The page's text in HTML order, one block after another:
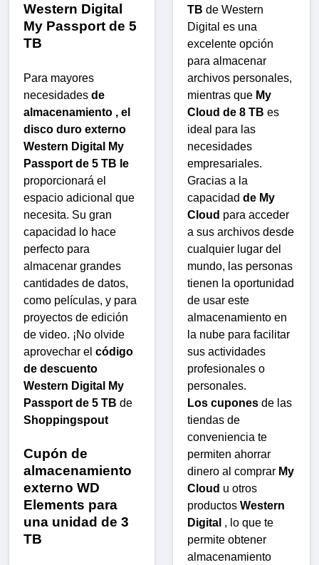
Western Digital
My Passport de 5
TB
Para mayores
necesidades de
almacenamiento , el
disco duro externo
Western Digital My
Passport de 5 TB le
proporcionará el
espacio adicional que
necesita. Su gran
capacidad lo hace
perfecto para
almacenar grandes
cantidades de datos,
como películas, y para
proyectos de edición
de video. ¡No olvide
aprovechar el código
de descuento
Western Digital My
Passport de 5 TB de
Shoppingspout
Cupón de
almacenamiento
externo WD
Elements para
una unidad de 3
TB
TB de Western
Digital es una
excelente opción
para almacenar
archivos personales,
mientras que My
Cloud de 8 TB es
ideal para las
necesidades
empresariales.
Gracias a la
capacidad de My
Cloud para acceder
a sus archivos desde
cualquier lugar del
mundo, las personas
tienen la oportunidad
de usar este
almacenamiento en
la nube para facilitar
sus actividades
profesionales o
personales.
Los cupones de las
tiendas de
conveniencia te
permiten ahorrar
dinero al comprar My
Cloud u otros
productos Western
Digital , lo que te
permite obtener
almacenamiento